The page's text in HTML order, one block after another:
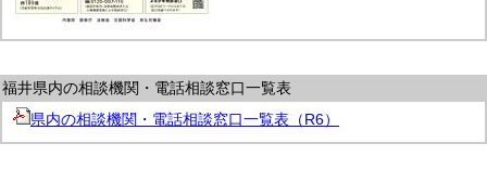
福井県内の相談機関・電話相談窓口一覧表
県内の相談機関・電話相談窓口一覧表（R6）